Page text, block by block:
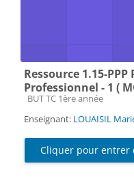
Ressource 1.15-
Professionnel - 1 (
Catégorie de cours
BUT TC 1ère année
Enseignant: LOUAISIL
Cliquer pour entrer